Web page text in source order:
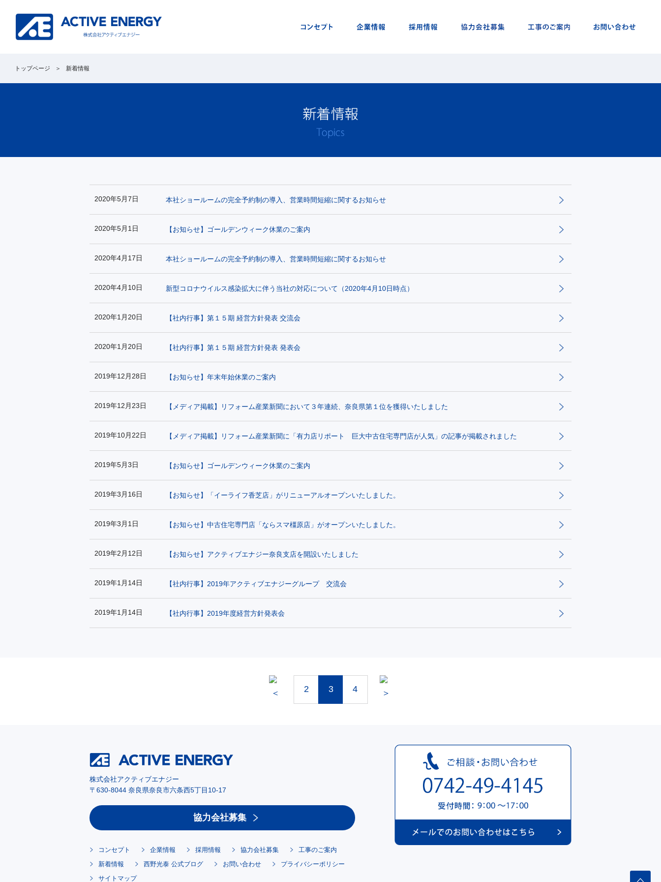
トップページ 新着情報
2020年5月7日 本社ショールームの完全予約制の導入、営業時間短縮に関するお知らせ
2020年5月1日 【お知らせ】ゴールデンウィーク休業のご案内
2020年4月17日 本社ショールームの完全予約制の導入、営業時間短縮に関するお知らせ
2020年4月10日 新型コロナウイルス感染拡大に伴う当社の対応について（2020年4月10日時点）
2020年1月20日 【社内行事】第１５期 経営方針発表 交流会
2020年1月20日 【社内行事】第１５期 経営方針発表 発表会
2019年12月28日 【お知らせ】年末年始休業のご案内
2019年12月23日 【メディア掲載】リフォーム産業新聞において３年連続、奈良県第１位を獲得いたしました
2019年10月22日 【メディア掲載】リフォーム産業新聞に「有力店リポート 巨大中古住宅専門店が人気」の記事が掲載されました
2019年5月3日 【お知らせ】ゴールデンウィーク休業のご案内
2019年3月16日 【お知らせ】「イーライフ香芝店」がリニューアルオープンいたしました。
2019年3月1日 【お知らせ】中古住宅専門店「ならスマ橿原店」がオープンいたしました。
2019年2月12日 【お知らせ】アクティブエナジー奈良支店を開設いたしました
2019年1月14日 【社内行事】2019年アクティブエナジーグループ 交流会
2019年1月14日 【社内行事】2019年度経営方針発表会
2 3 4
株式会社アクティブエナジー
〒630-8044 奈良県奈良市六条西5丁目10-17
協力会社募集
コンセプト 企業情報 採用情報 協力会社募集
工事のご案内
新着情報
西野光泰 公式ブログ お問い合わせ
プライバシーポリシー
サイトマップ